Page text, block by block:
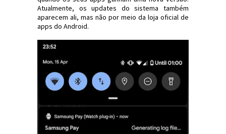
Atualmente, os updates do sistema também
aparecem ali, mas não por meio da loja oficial de
apps do Android.